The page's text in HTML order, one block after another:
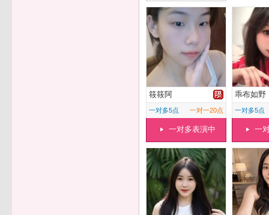
筱筱阿
一对多5点 一对一20点
一对多表演中
乖布如野
一对多5点
一